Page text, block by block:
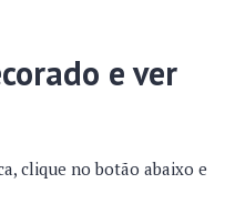
e ver
clique no botão abaixo e